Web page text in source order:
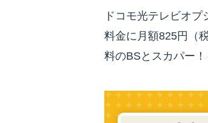
ドコモ光テレビオ
料金に月額825円（
料のBSとスカパー！